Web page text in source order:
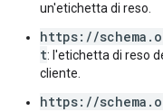
un'etichetta di reso.
https://
t: l'etichetta di reso
cliente.
https://